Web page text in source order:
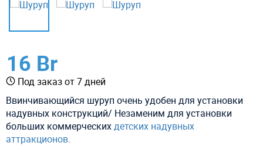
16 Br
Под заказ от 7 дней
Ввинчивающийся шуруп очень удобен для установки
надувных конструкций/ Незаменим для установки
больших коммерческихдетских надувных
аттракционов.